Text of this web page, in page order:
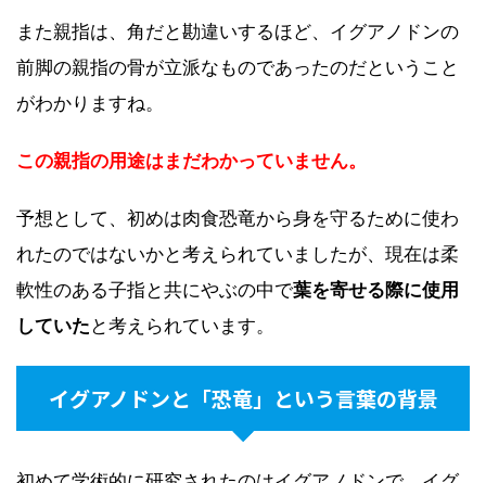
また親指は、角だと勘違いするほど、イグアノドンの
前脚の親指の骨が立派なものであったのだということ
がわかりますね。
この親指の用途はまだわかっていません。
予想として、初めは肉食恐竜から身を守るために使わ
れたのではないかと考えられていましたが、現在は柔
軟性のある子指と共にやぶの中で葉を寄せる際に使用
していた と考えられています。
イグアノドンと「恐竜」という言葉の背景